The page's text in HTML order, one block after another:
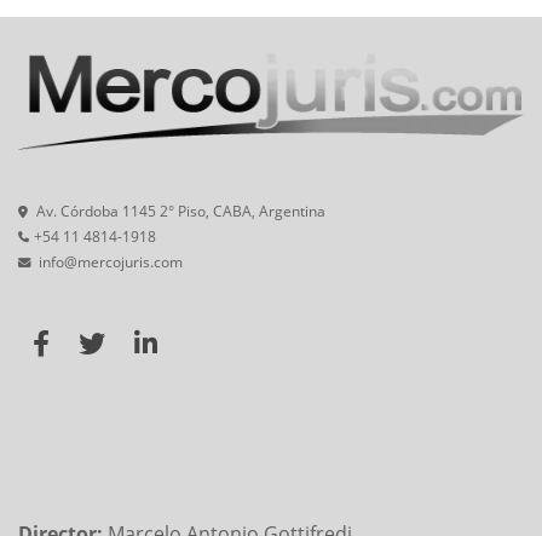
Av. Córdoba 1145 2° Piso, CABA, Argentina
+54 11 4814-1918
info@mercojuris.com